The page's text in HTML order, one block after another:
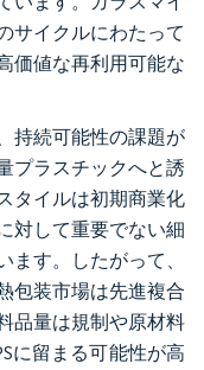
サイクルにわたって
価値な再利用可能な
持続可能性の課題が
プラスチックへと誘
タイルは初期商業化
対して重要でない細
す。したがって、
包装市場は先進複合
品量は規制や原材料
に留まる可能性が高